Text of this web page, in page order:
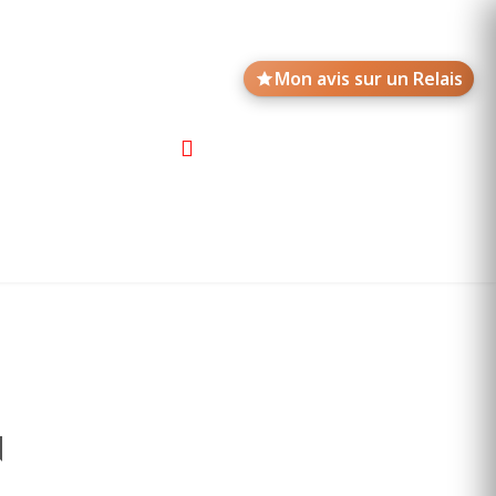
Mon avis sur un Relais